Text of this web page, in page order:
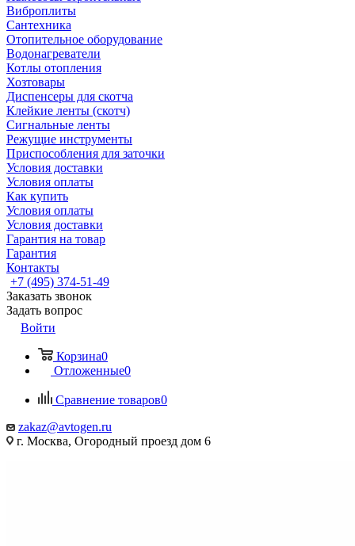
Виброплиты
Сантехника
Отопительное оборудование
Водонагреватели
Котлы отопления
Хозтовары
Диспенсеры для скотча
Клейкие ленты (скотч)
Сигнальные ленты
Режущие инструменты
Приспособления для заточки
Условия доставки
Условия оплаты
Как купить
Условия оплаты
Условия доставки
Гарантия на товар
Гарантия
Контакты
+7 (495) 374-51-49
Заказать звонок
Задать вопрос
Войти
Корзина0
Отложенные0
Сравнение товаров0
zakaz@avtogen.ru
г. Москва, Огородный проезд дом 6